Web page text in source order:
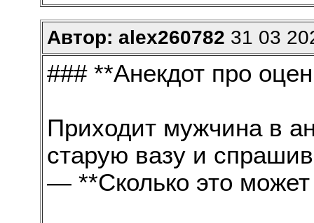
Автор: alex260782 31 03
### **Анекдот про
Приходит мужчина в
старую вазу и
— **Сколько это может